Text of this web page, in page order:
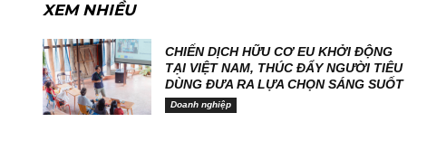
XEM NHIỀU
CHIẾN DỊCH HỮU CƠ EU KHỞI ĐỘNG
TẠI VIỆT NAM, THÚC ĐẨY NGƯỜI TIÊU
DÙNG ĐƯA RA LỰA CHỌN SÁNG SUỐT
Doanh nghiệp